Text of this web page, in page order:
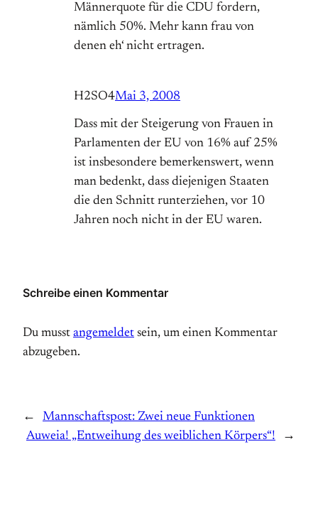
Männerquote für die CDU fordern,
nämlich 50%. Mehr kann frau von
denen eh‘ nicht ertragen.
H2SO4Mai 3, 2008
Dass mit der Steigerung von Frauen in
Parlamenten der EU von 16% auf 25%
ist insbesondere bemerkenswert, wenn
man bedenkt, dass diejenigen Staaten
die den Schnitt runterziehen, vor 10
Jahren noch nicht in der EU waren.
Schreibe einen Kommentar
Du musst angemeldet sein, um einen Kommentar
abzugeben.
←
Mannschaftspost: Zwei neue Funktionen
Auweia! „Entweihung des weiblichen Körpers“!
→